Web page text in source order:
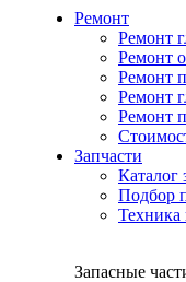
Ремонт
Ремонт
Ремонт
Ремонт
Ремонт
Ремонт
Запчасти
Каталог
Подбор
Техника
Запасные